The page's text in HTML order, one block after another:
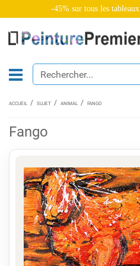
-45% sur tous les tableaux
ACCUEIL SUJET ANIMAL FANGO
Fango